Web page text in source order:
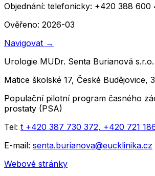
Objednání: telefonicky: +420 388 600
Ověřeno: 2026-03
Navigovat →
Urologie MUDr. Senta Burianová s.r.o.
Matice školské 17, České Budějovice,
Populační pilotní program časného
prostaty (PSA)
Tel: t +420 387 730 372, +420 721
E-mail: senta.burianova@eucklinika.cz
Webové stránky